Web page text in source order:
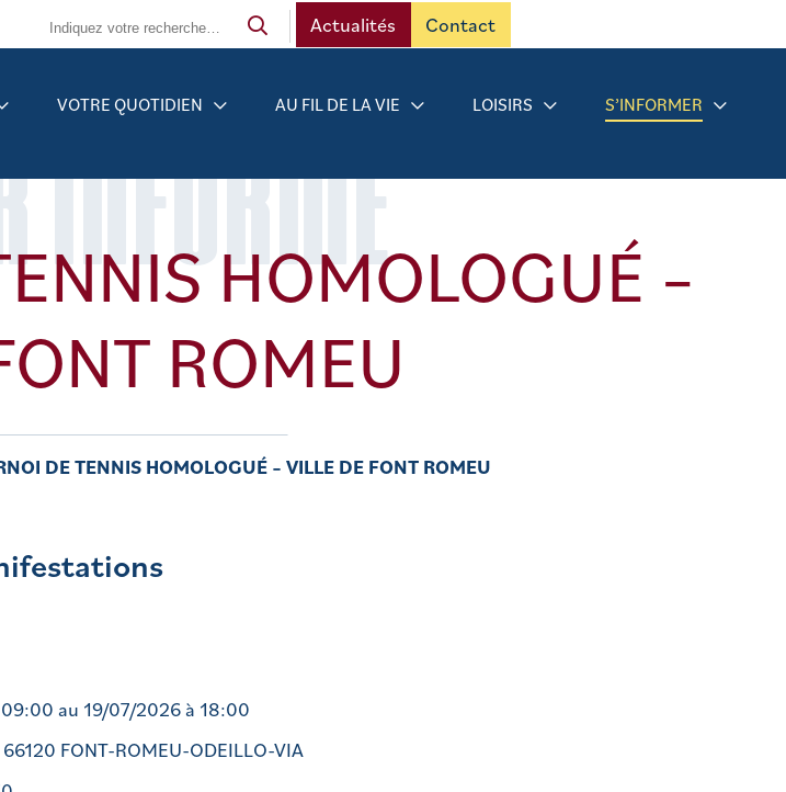
Contact
Actualités
VOTRE QUOTIDIEN AU FIL DE LA VIE LOISIRS S’INFORMER
INFORMÉ
HOMOLOGUÉ –
ROMEU
DE TENNIS HOMOLOGUÉ – VILLE DE FONT ROMEU
au 19/07/2026 à 18:00
FONT-ROMEU-ODEILLO-VIA